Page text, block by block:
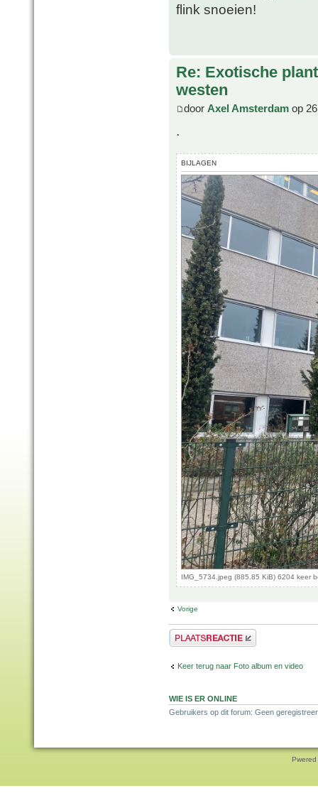
flink snoeien!
Re: Exotische
westen
door Axel Amsterdam op
.
BIJLAGEN
IMG_5734.jpeg (885.85 KiB) 6204 keer
Vorige
Plaats een reactie
Keer terug naar Foto album en video
WIE IS ER ONLINE
Gebruikers op dit forum: Geen